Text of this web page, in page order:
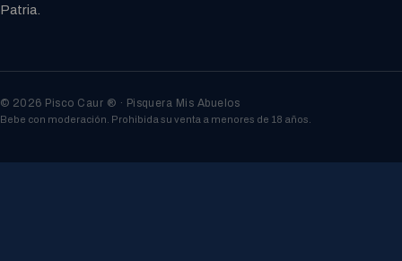
Patria.
© 2026 Pisco Caur ® · Pisquera Mis Abuelos
Bebe con moderación. Prohibida su venta a menores de 18 años.